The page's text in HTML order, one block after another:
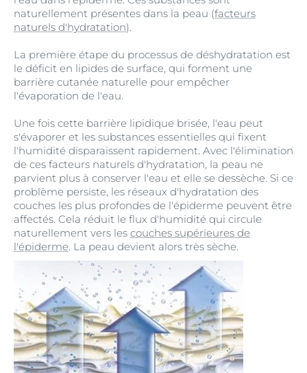
naturellement présentes dans la peau (facteurs
naturels d'hydratation).
La première étape du processus de déshydratation est
le déficit en lipides de surface, qui forment une
barrière cutanée naturelle pour empêcher
l'évaporation de l'eau.
Une fois cette barrière lipidique brisée, l'eau peut
s'évaporer et les substances essentielles qui fixent
l'humidité disparaissent rapidement. Avec l'élimination
de ces facteurs naturels d'hydratation, la peau ne
parvient plus à conserver l'eau et elle se dessèche. Si ce
problème persiste, les réseaux d'hydratation des
couches les plus profondes de l'épiderme peuvent être
affectés. Cela réduit le flux d'humidité qui circule
naturellement vers les couches supérieures de
l'épiderme. La peau devient alors très sèche.